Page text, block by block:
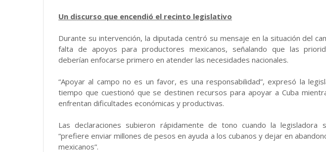
Un discurso que encendió el recinto legislativo
Durante su intervención, la diputada centró su mensaje en la situación del
falta de apoyos para productores mexicanos, señalando que las
deberían enfocarse primero en atender las necesidades nacionales.
“Apoyar al campo no es un favor, es una responsabilidad”, expresó la
tiempo que cuestionó que se destinen recursos para apoyar a Cuba
enfrentan dificultades económicas y productivas.
Las declaraciones subieron rápidamente de tono cuando la legisladora
“prefiere enviar millones de pesos en ayuda a los cubanos y dejar en
mexicanos”.